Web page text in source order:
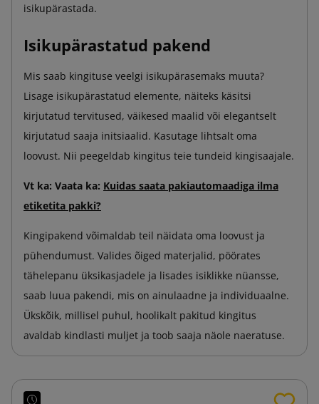
isikupärastada.
Isikupärastatud pakend
Mis saab kingituse veelgi isikupärasemaks muuta?
Lisage isikupärastatud elemente, näiteks käsitsi
kirjutatud tervitused, väikesed maalid või elegantselt
kirjutatud saaja initsiaalid. Kasutage lihtsalt oma
loovust. Nii peegeldab kingitus teie tundeid kingisaajale.
Vt ka: Vaata ka: Kuidas saata pakiautomaadiga ilma
etiketita pakki?
Kingipakend võimaldab teil näidata oma loovust ja
pühendumust. Valides õiged materjalid, pöörates
tähelepanu üksikasjadele ja lisades isiklikke nüansse,
saab luua pakendi, mis on ainulaadne ja individuaalne.
Ükskõik, millisel puhul, hoolikalt pakitud kingitus
avaldab kindlasti muljet ja toob saaja näole naeratuse.